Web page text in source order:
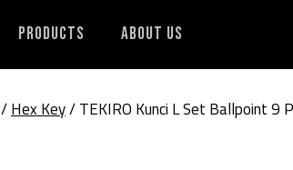
Products About Us
/Hex Key/ TEKIRO Kunci L Set Ballpoint 9